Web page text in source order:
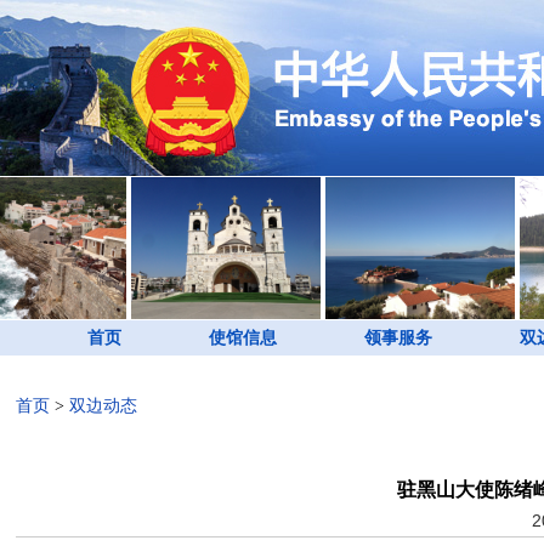
首页 使馆信息 领事服务 双
首页 > 双边动态
驻黑山大使陈绪